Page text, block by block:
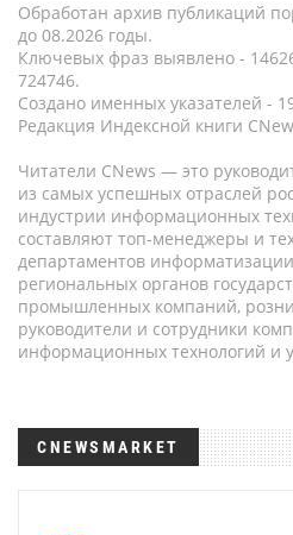
Обработан архив публикаций
до 08.2026 годы.
Ключевых фраз выявлено -
724746.
Создано именных указателей -
Редакция Индексной книги
Читатели CNews — это
из самых успешных отраслей
индустрии информационных
составляют топ-менеджеры и
департаментов
региональных органов
промышленных компаний,
руководители и сотрудники
информационных технологий и
CNEWSMARKET